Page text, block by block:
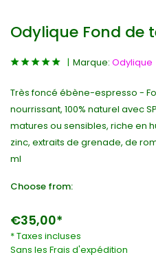
Odylique Fond de
Marque: Odylique
Très foncé ébène-espresso -
nourrissant, 100% naturel avec
matures ou sensibles, riche en
zinc, extraits de grenade, de
ml
Choose from:
€35,00*
* Taxes incluses
Sans les Frais d'expédition